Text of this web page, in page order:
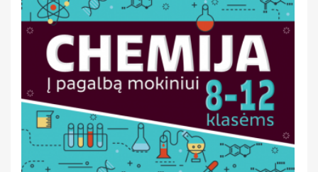
Žemėlapiai ir atlasai
Gaubliai
Heraldika ir reprodukcijos
Stalo žaidimai